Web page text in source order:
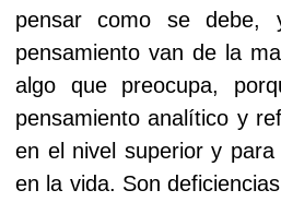
pensar como se debe,
pensamiento van de la
algo que preocupa,
pensamiento analítico y
en el nivel superior y para
en la vida. Son